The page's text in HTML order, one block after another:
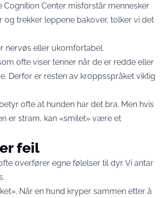
Center misforstår mennesker
og trekker leppene bakover, tolker vi det
nervøs eller ukomfortabel.
ofte viser tenner når de er redde eller
Derfor er resten av kroppsspråket viktig
ofte at hunden har det bra. Men hvis
er stram, kan «smilet» være et
feil
overfører egne følelser til dyr. Vi antar
Når en hund kryper sammen etter å